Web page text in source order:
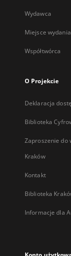
Wydawca
Miejsce wydania
Współtwórca
O Projekcie
Deklaracja
Biblioteka
Zaproszenie do
Kraków
Kontakt
Biblioteka
Informacje dla